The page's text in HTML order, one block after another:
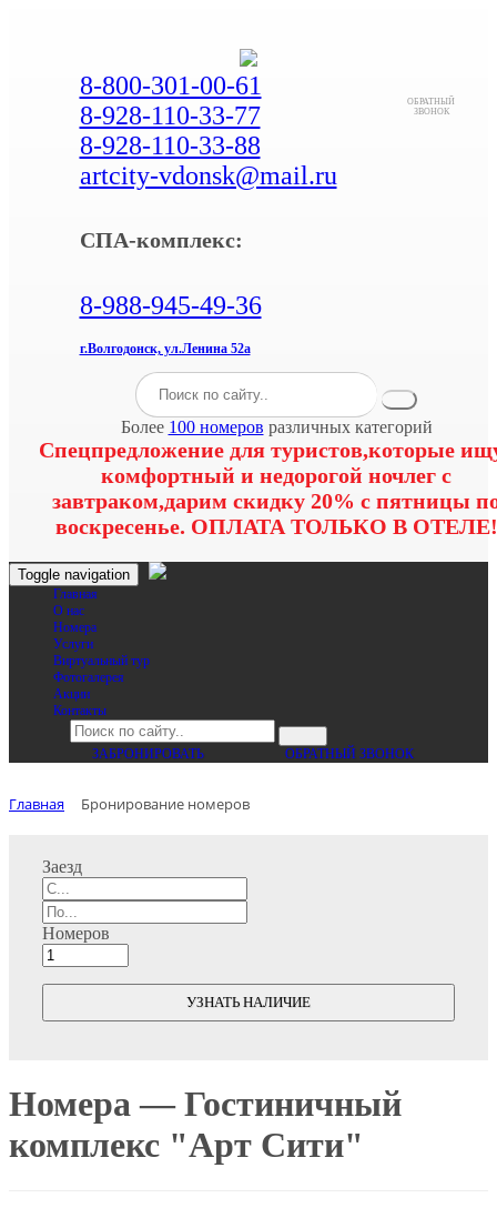
8-800-301-00-61
8-928-110-33-77
8-928-110-33-88
artcity-vdonsk@mail.ru
СПА-комплекс:
8-988-945-49-36
г.Волгодонск, ул.Ленина 52а
ОБРАТНЫЙ
ЗВОНОК
Более 100 номеров различных категорий
Спецпредложение для туристов,которые
комфортный и недорогой ночлег с
завтраком,дарим скидку 20% с пятницы
воскресенье. ОПЛАТА ТОЛЬКО В ОТЕЛЕ!
Toggle navigation
Главная
O нас
Номера
Услуги
Виртуальный тур
Фотогалерея
Акции
Контакты
ЗАБРОНИРОВАТЬ ОБРАТНЫЙ ЗВОНОК
Главная Бронирование номеров
Заезд
Номеров
УЗНАТЬ НАЛИЧИЕ
Номера — Гостиничный
комплекс "Арт Сити"